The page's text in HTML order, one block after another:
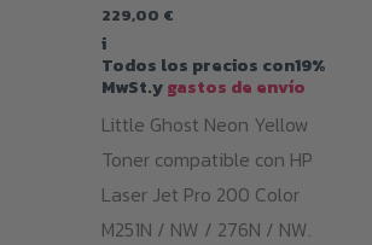
229,00 €
i
Todos los precios con19%
MwSt.ygastos de envío
Little Ghost Neon Yellow
Toner compatible con HP
Laser Jet Pro 200 Color
M251N / NW / 276N / NW.